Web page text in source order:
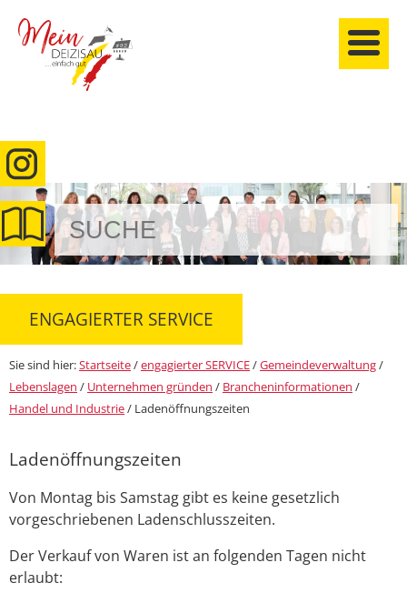
anmelden
ENGAGIERTER SERVICE
Sie sind hier:Startseite/engagierter SERVICE/Gemeindeverwaltung/
Lebenslagen / Unternehmen gründen / Brancheninformationen /
Handel und Industrie/ Ladenöffnungszeiten
Ladenöffnungszeiten
Von Montag bis Samstag gibt es keine gesetzlich
vorgeschriebenen Ladenschlusszeiten.
Der Verkauf von Waren ist an folgenden Tagen nicht
erlaubt: